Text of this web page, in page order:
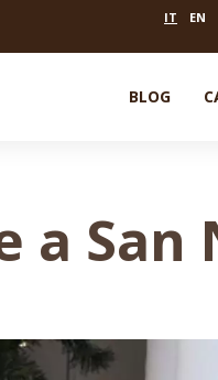
IT EN
BLOG
a San